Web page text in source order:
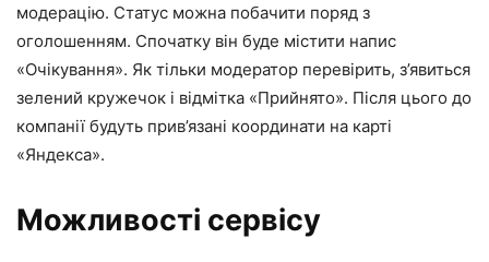
модерацію. Статус можна побачити поряд з
оголошенням. Спочатку він буде містити напис
«Очікування». Як тільки модератор перевірить, з’явиться
зелений кружечок і відмітка «Прийнято». Після цього до
компанії будуть прив’язані координати на карті
«Яндекса».
Можливості сервісу